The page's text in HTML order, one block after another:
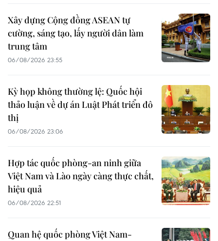
Xây dựng Cộng đồng ASEAN tự
cường, sáng tạo, lấy người dân làm
trung tâm
06/08/2026 23:55
Kỳ họp không thường lệ: Quốc hội
thảo luận về dự án Luật Phát triển đô
thị
06/08/2026 23:06
Hợp tác quốc phòng-an ninh giữa
Việt Nam và Lào ngày càng thực chất,
hiệu quả
06/08/2026 22:51
Quan hệ quốc phòng Việt Nam-